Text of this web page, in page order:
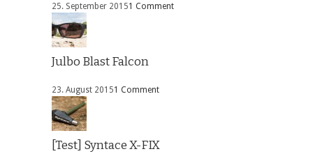
25. September 20151 Comment
Julbo Blast Falcon
23. August 20151 Comment
[Test] Syntace X-FIX